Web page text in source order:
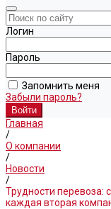
Логин
Пароль
Запомнить меня
Забыли пароль?
Главная
/
О компании
/
Новости
/
Трудности перевоза:
каждая вторая